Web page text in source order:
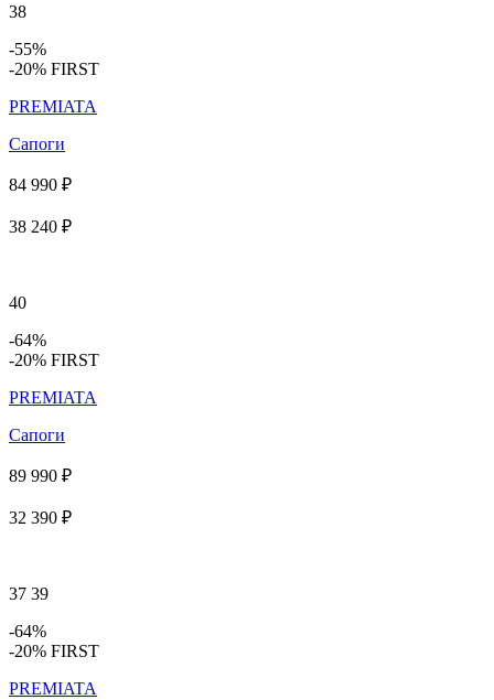
38
-55%
-20% FIRST
PREMIATA
Сапоги
84 990 ₽
38 240 ₽
40
-64%
-20% FIRST
PREMIATA
Сапоги
89 990 ₽
32 390 ₽
37 39
-64%
-20% FIRST
PREMIATA